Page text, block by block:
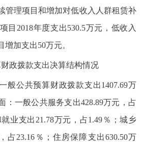
管理项目和增加对低收入人群租赁补
目2018年度支出530.5万元，低收入
增加支出50万元。
政拨款支出决算结构情况
般公共预算财政拨款支出1407.69万
：一般公共服务支出428.89万元，占
业支出21.78万元，占1.49％；城乡
占23.16％；住房保障支出630.50万